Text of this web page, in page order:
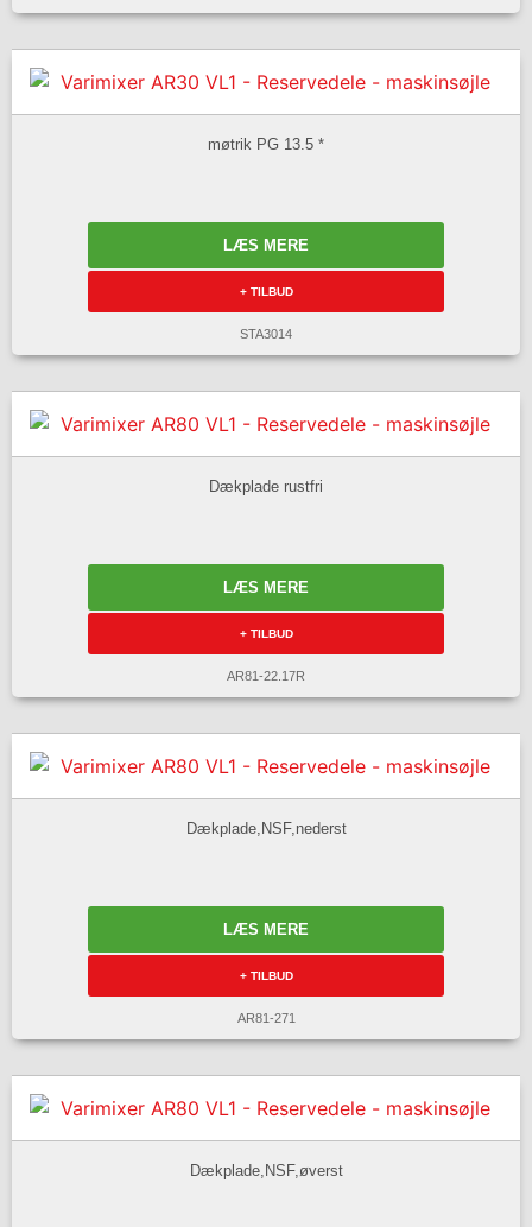
møtrik PG 13.5 *
LÆS MERE
+ TILBUD
STA3014
Dækplade rustfri
LÆS MERE
+ TILBUD
AR81-22.17R
Dækplade,NSF,nederst
LÆS MERE
+ TILBUD
AR81-271
Dækplade,NSF,øverst